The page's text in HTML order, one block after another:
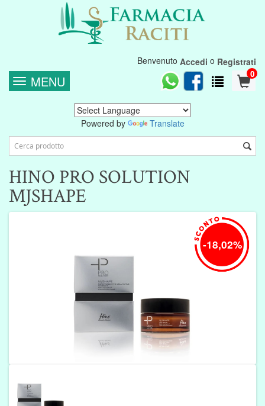
Benvenuto Accedi o Registrati
0
MENU
Powered by Translate
HINO PRO SOLUTION
MJSHAPE
-18,02%